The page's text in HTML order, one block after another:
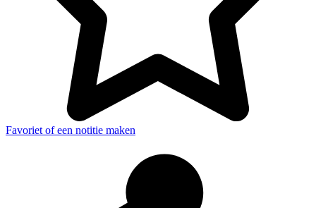
Favoriet of een notitie maken